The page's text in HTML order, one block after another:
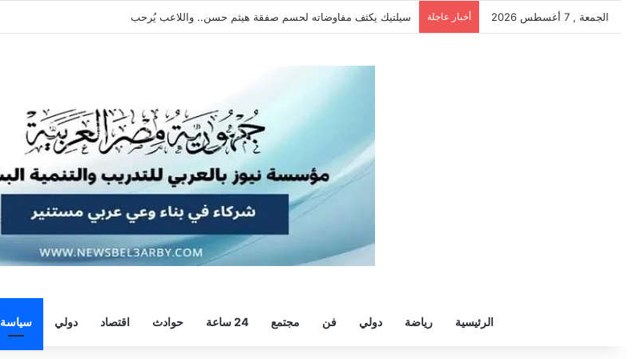
الجمعة , 7 أغسطس 2026 أخبار عاجلة الزمالك يرفض رحيل خوان بيزيرا ويطالبه بالعودة الفورية للتدريبات
الرئيسية رياضة دولي فن مجتمع 24 ساعة حوادث اقتصاد دولي سياسة